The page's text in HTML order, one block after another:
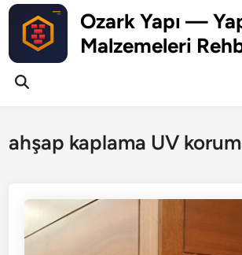
Skip
content
Ozark Yapı —
Malzemeleri
Open
ahşap kaplama UV